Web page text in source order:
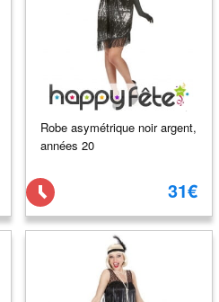
Robe asymétrique noir argent,
années 20
31€